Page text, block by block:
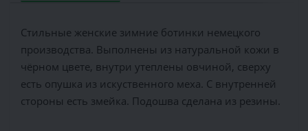
Стильные женские зимние ботинки немецкого
производства. Выполнены из натуральной кожи в
чёрном цвете, внутри утеплены овчиной, сверху
есть опушка из искуственного меха. С внутренней
стороны есть змейка. Подошва сделана из резины.